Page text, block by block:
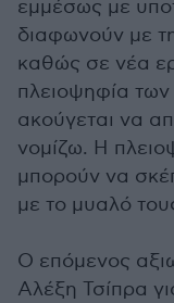
εμμέσως με
διαφωνούν με
καθώς σε νέα
πλειοψηφία των
ακούγεται να
νομίζω. Η
μπορούν να
με το μυαλό
Ο επόμενος
Αλέξη Τσίπρα